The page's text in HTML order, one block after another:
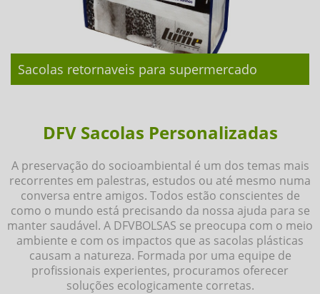
Sacolas retornaveis para supermercado
DFV Sacolas Personalizadas
A preservação do socioambiental é um dos temas mais
recorrentes em palestras, estudos ou até mesmo numa
conversa entre amigos. Todos estão conscientes de
como o mundo está precisando da nossa ajuda para se
manter saudável. A DFVBOLSAS se preocupa com o meio
ambiente e com os impactos que as sacolas plásticas
causam a natureza. Formada por uma equipe de
profissionais experientes, procuramos oferecer
soluções ecologicamente corretas.